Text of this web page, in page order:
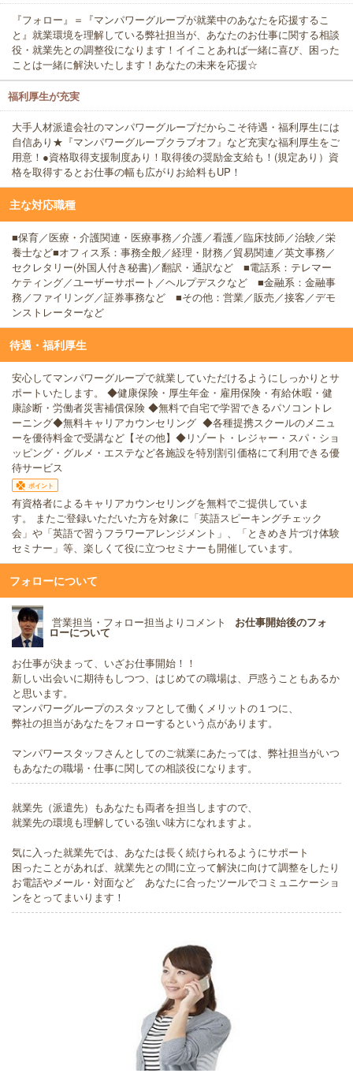
『フォロー』＝『マンパワーグループが就業中のあなたを応援するこ
と』就業環境を理解している弊社担当が、あなたのお仕事に関する相談
役・就業先との調整役になります！イイことあれば一緒に喜び、困った
ことは一緒に解決いたします！あなたの未来を応援☆
福利厚生が充実
大手人材派遣会社のマンパワーグループだからこそ待遇・福利厚生には
自信あり★『マンパワーグループクラブオフ』など充実な福利厚生をご
用意！●資格取得支援制度あり！取得後の奨励金支給も！(規定あり）資
格を取得するとお仕事の幅も広がりお給料もUP！
主な対応職種
■保育／医療・介護関連・医療事務／介護／看護／臨床技師／治験／栄
養士など■オフィス系：事務全般／経理・財務／貿易関連／英文事務／
セクレタリー(外国人付き秘書)／翻訳・通訳など ■電話系：テレマー
ケティング／ユーザーサポート／ヘルプデスクなど ■金融系：金融事
務／ファイリング／証券事務など ■その他：営業／販売／接客／デモ
ンストレーターなど
待遇・福利厚生
安心してマンパワーグループで就業していただけるようにしっかりとサ
ポートいたします。 ◆健康保険・厚生年金・雇用保険・有給休暇・健
康診断・労働者災害補償保険 ◆無料で自宅で学習できるパソコントレ
ーニング◆無料キャリアカウンセリング ◆各種提携スクールのメニュ
ーを優待料金で受講など【その他】◆リゾート・レジャー・スパ・ショ
ッピング・グルメ・エステなど各施設を特別割引価格にて利用できる優
待サービス
ポイント
有資格者によるキャリアカウンセリングを無料でご提供していま
す。 またご登録いただいた方を対象に「英語スピーキングチェック
会」や「英語で習うフラワーアレンジメント」、「ときめき片づけ体験
セミナー」等、楽しくて役に立つセミナーも開催しています。
フォローについて
営業担当・フォロー担当よりコメント お仕事開始後のフォ
ローについて
お仕事が決まって、いざお仕事開始！！
新しい出会いに期待もしつつ、はじめての職場は、戸惑うこともあるか
と思います。
マンパワーグループのスタッフとして働くメリットの１つに、
弊社の担当があなたをフォローするという点があります。
マンパワースタッフさんとしてのご就業にあたっては、弊社担当がいつ
もあなたの職場・仕事に関しての相談役になります。
就業先（派遣先）もあなたも両者を担当しますので、
就業先の環境も理解している強い味方になれますよ。
気に入った就業先では、あなたは長く続けられるようにサポート
困ったことがあれば、就業先との間に立って解決に向けて調整をしたり
お電話やメール・対面など あなたに合ったツールでコミュニケーショ
ンをとってまいります！